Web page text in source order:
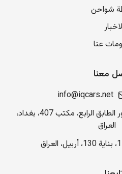
شواحن
عنا
معنا
info@iqcars.net
شارع الرواد، عمارة بلو تاور الطابق الرابع، مكتب 407، بغداد،
العراق